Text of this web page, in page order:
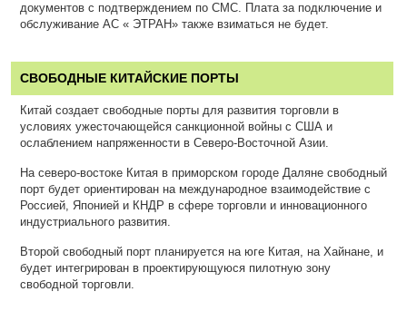
документов с подтверждением по СМС. Плата за подключение и
обслуживание АС « ЭТРАН» также взиматься не будет.
СВОБОДНЫЕ КИТАЙСКИЕ ПОРТЫ
Китай создает свободные порты для развития торговли в
условиях ужесточающейся санкционной войны с США и
ослаблением напряженности в Северо-Восточной Азии.
На северо-востоке Китая в приморском городе Даляне свободный
порт будет ориентирован на международное взаимодействие с
Россией, Японией и КНДР в сфере торговли и инновационного
индустриального развития.
Второй свободный порт планируется на юге Китая, на Хайнане, и
будет интегрирован в проектирующуюся пилотную зону
свободной торговли.